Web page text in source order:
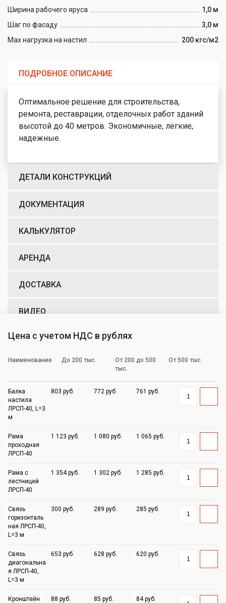
Ширина рабочего яруса
1,0 м
Шаг по фасаду
3,0 м
Max нагрузка на настил
200 кгс/м2
ПОДРОБНОЕ ОПИСАНИЕ
Оптимальное решение для строительства,
ремонта, реставрации, отделочных работ зданий
высотой до 40 метров. Экономичные, легкие,
надежные.
ДЕТАЛИ КОНСТРУКЦИЙ
ДОКУМЕНТАЦИЯ
КАЛЬКУЛЯТОР
АРЕНДА
ДОСТАВКА
ВИДЕО
Цена с учетом НДС в рублях
Наименование До 200 тыс.
От 200 до 500
тыс.
От 500 тыс.
Балка
настила
ЛРСП-40, L=3
м
803 руб. 772 руб. 761 руб.
Рама
проходная
ЛРСП-40
1 123 руб. 1 080 руб. 1 065 руб.
Рама с
лестницей
ЛРСП-40
1 354 руб. 1 302 руб. 1 285 руб.
Связь
горизонталь
ная ЛРСП-40,
L=3 м
300 руб. 289 руб. 285 руб.
Связь
диагональна
я ЛРСП-40,
L=3 м
653 руб. 628 руб. 620 руб.
Кронштейн
88 руб. 85 руб. 84 руб.